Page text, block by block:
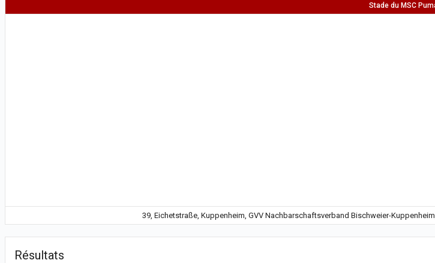
Stade du MSC
39, Eichetstraße, Kuppenheim, GVV Nachbarschaftsverband Bischweier-
Résultats